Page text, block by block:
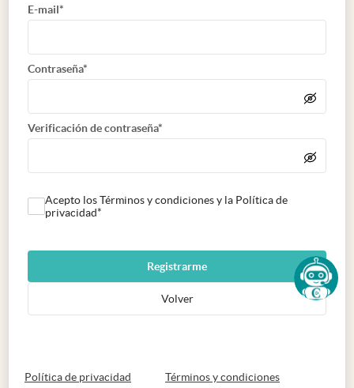
E-mail*
Contraseña*
Verificación de contraseña*
Acepto los Términos y condiciones y la Política de
privacidad*
Registrarme
Volver
Política de privacidad abre en nueva pestaña
Términos y condicionesabre en nueva